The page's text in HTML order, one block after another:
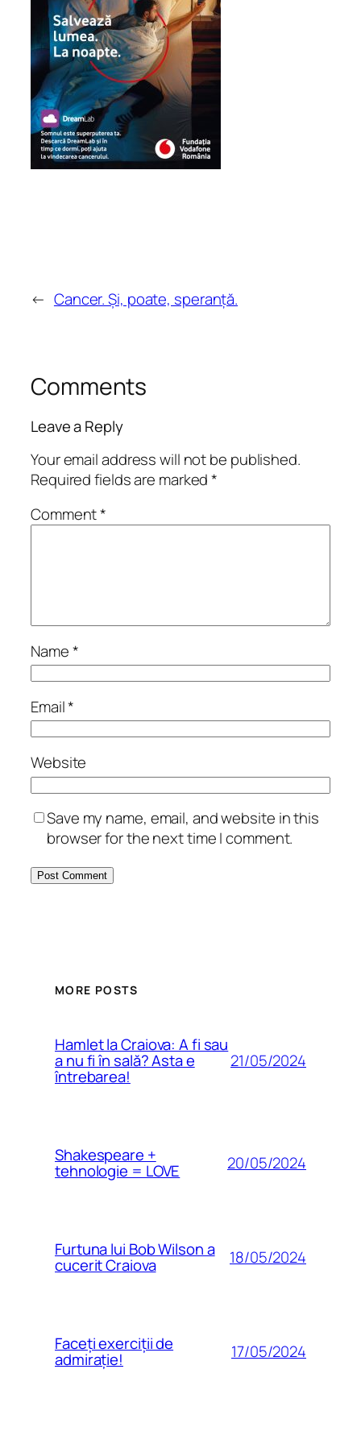
← Cancer. Și, poate, speranță.
Comments
Leave a Reply
Your email address will not be published.
Required fields are marked*
Comment*
Name*
Email*
Website
Save my name, email, and website in this
browser for the next time I comment.
MORE POSTS
Hamlet la Craiova: A fi sau
a nu fi în sală? Asta e
întrebarea!
21/05/2024
Shakespeare +
tehnologie = LOVE 20/05/2024
Furtuna lui Bob Wilson a
cucerit Craiova 18/05/2024
Faceți exerciții de
admirație! 17/05/2024